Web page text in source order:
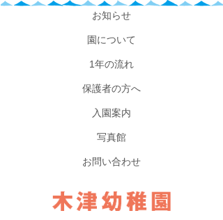
​お知らせ
園について
​1年の流れ
保護者の方へ
入園案内
写真館
お問い合わせ